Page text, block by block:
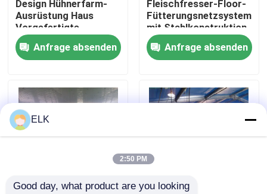
Kontakt mit uns
Rechtssachen
Stahlkonstruktionslager
Design Hühnerfarm-
Ausrüstung Haus
Vorgefertigte
Stahlgebäude
Anfrage absenden
Fleischfresser-Floor-
Fütterungsnetzsystem
mit Stahlkonstruktion
Anfrage absenden
ELK
2:50 PM
Good day, what product are you looking